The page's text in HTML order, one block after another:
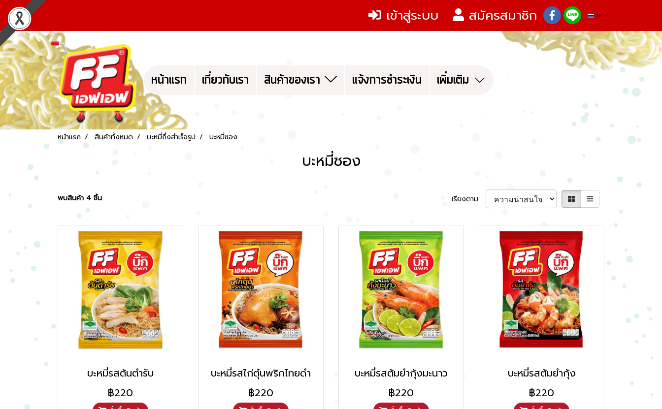
เข้าสู่ระบบ สมัครสมาชิก TH
หน้าแรก เกี่ยวกับเรา สินค้าของเรา แจ้งการชำระเงิน เพิ่มเติม
หน้าแรก สินค้าทั้งหมด บะหมี่กึ่งสำเร็จรูป บะหมี่ซอง
บะหมี่ซอง
พบสินค้า 4 ชิ้น เรียงตาม
บะหมี่รสต้นตำรับ
฿220
บะหมี่รสไก่ตุ๋นพริกไทยดำ
฿220
บะหมี่รสต้มยำกุ้งมะนาว
฿220
บะหมี่รสต้มยำกุ้ง
฿220